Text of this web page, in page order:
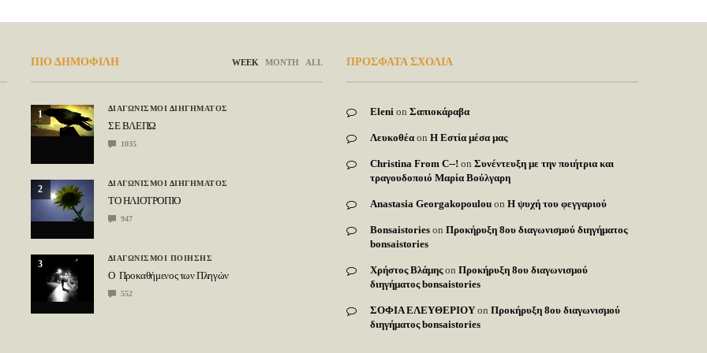
ΠΙΟ ΔΗΜΟΦΙΛΗ WEEK MONTH ALL
1
ΔΙΑΓΩΝΙΣΜΟΙ ΔΙΗΓΗΜΑΤΟΣ
ΣΕ ΒΛΕΠΩ
1035
2
ΔΙΑΓΩΝΙΣΜΟΙ ΔΙΗΓΗΜΑΤΟΣ
ΤΟ ΗΛΙΟΤΡΟΠΙΟ
947
3
ΔΙΑΓΩΝΙΣΜΟΙ ΠΟΙΗΣΗΣ
Ο Προκαθήμενος των Πληγών
552
ΠΡΟΣΦΑΤΑ ΣΧΟΛΙΑ
Eleni on Σαπιοκάραβα
Λευκοθέαon Η Εστία μέσα μας
Christina From C--! on Συνέντευξη με την ποιήτρια και
τραγουδοποιό Μαρία Βούλγαρη
Anastasia Georgakopoulouon Η ψυχή του φεγγαριού
Bonsaistorieson Προκήρυξη 8ου διαγωνισμού διηγήματος
bonsaistories
Χρήστος Βλάμηςon Προκήρυξη 8ου διαγωνισμού
διηγήματος bonsaistories
ΣΟΦΙΑ ΕΛΕΥΘΕΡΙΟΥon Προκήρυξη 8ου διαγωνισμού
διηγήματος bonsaistories